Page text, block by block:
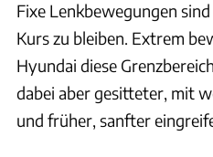
Fixe Lenkbewegungen
Kurs zu bleiben. Extrem
Hyundai diese
dabei aber gesitteter, mit
und früher, sanfter